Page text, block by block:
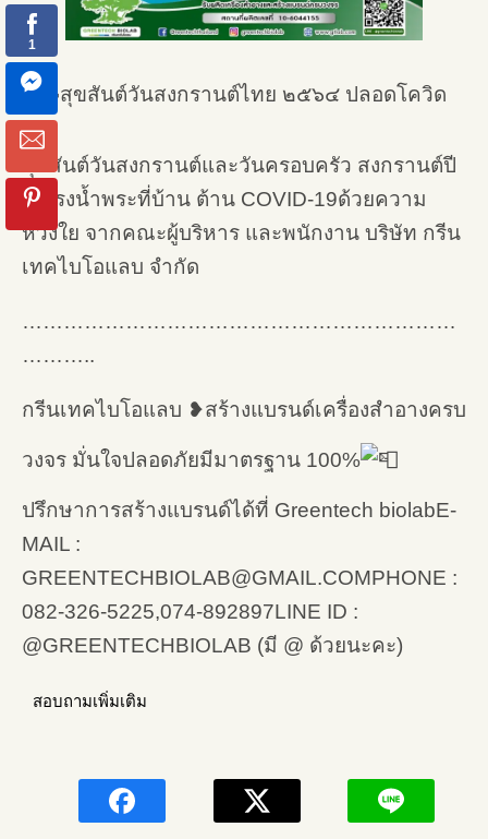
สุขสันต์วันสงกรานต์ไทย ๒๕๖๔ ปลอดโควิด
สุขสันต์วันสงกรานต์และวันครอบครัว สงกรานต์ปี
นี้ สรงน้ำพระที่บ้าน ต้าน COVID-19ด้วยความ
ห่วงใย จากคณะผู้บริหาร และพนักงาน บริษัท กรีน
เทคไบโอแลบ จำกัด
………………………………………………………
………..
กรีนเทคไบโอแลบ ❥สร้างแบรนด์เครื่องสำอางครบ
วงจร มั่นใจปลอดภัยมีมาตรฐาน 100%
ปรึกษาการสร้างแบรนด์ได้ที่ Greentech biolabE-
MAIL :
GREENTECHBIOLAB@GMAIL.COMPHONE :
082-326-5225,074-892897LINE ID :
@GREENTECHBIOLAB (มี @ ด้วยนะคะ)
สอบถามเพิ่มเติม